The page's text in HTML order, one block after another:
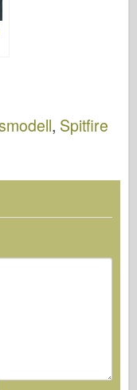
, Spitfire